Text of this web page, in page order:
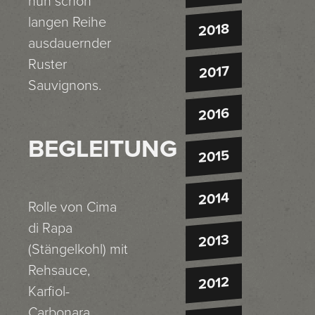
langen Reihe
ausdauernder
Ruster
Sauvignons.
BEGLEITUNG
Rolle von Cima
di Rapa
(Stängelkohl) mit
Rehsauce,
Karfiol-
2018
2017
2016
2015
2014
2013
2012